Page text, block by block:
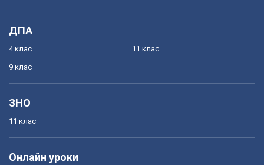
ДПА
4 клас
9 клас
11 клас
ЗНО
11 клас
Онлайн уроки